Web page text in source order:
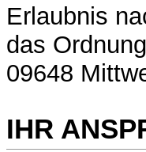
Erlaubnis
das
09648
IHR